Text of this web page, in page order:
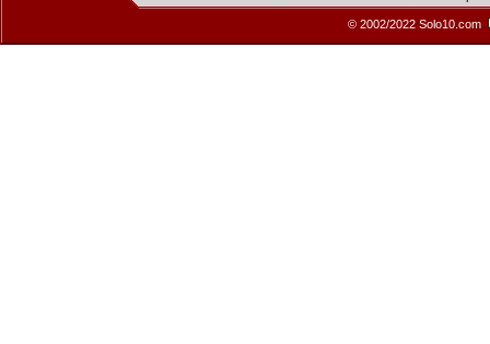
© 2002/2022 Solo10.com